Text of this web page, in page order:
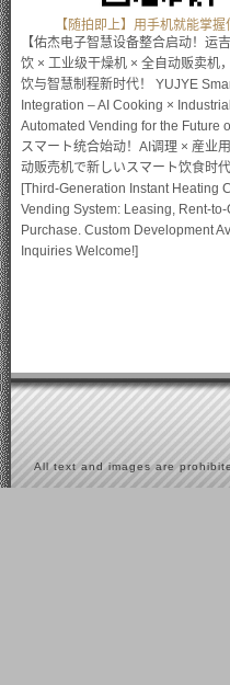
【随拍即上】用手机就能掌握
【佑杰电子智慧设备整合启动！运
饮 × 工业级干燥机 × 全自动贩卖机
饮与智慧制程新时代！ YUJYE
Integration – AI Cooking ×
Automated Vending for the Future
スマート统合始动！AI调理 × 産业
动贩売机で新しいスマート饮食时代
[Third-Generation Instant Heating
Vending System: Leasing, Rent-to-
Purchase. Custom Development
Inquiries Welcome!]
All text and images are